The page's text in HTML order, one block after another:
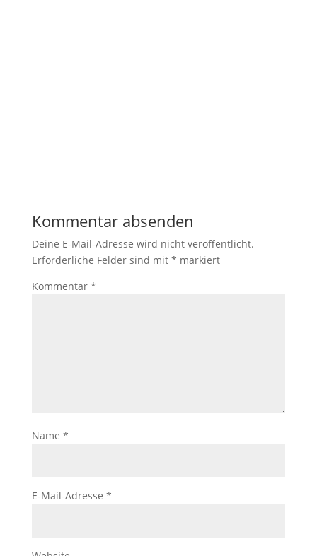
Kommentar absenden
Deine E-Mail-Adresse wird nicht veröffentlicht.
Erforderliche Felder sind mit * markiert
Kommentar *
Name *
E-Mail-Adresse *